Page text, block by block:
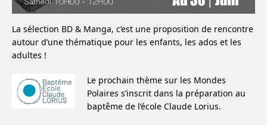
La sélection BD & Manga, c’est une proposition de rencontre
autour d’une thématique pour les enfants, les ados et les
adultes !
Le prochain thème sur les Mondes
Polaires s’inscrit dans la préparation au
baptême de l’école Claude Lorius.